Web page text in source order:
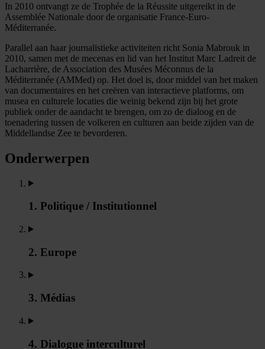
In 2010 ontvangt ze de Trophée de la Réussite uitgereikt in de
Assemblée Nationale door de organisatie France-Euro-
Méditerranée.
Parallel aan haar journalistieke activiteiten richt Sonia Mabrouk in
2010, samen met de mecenas en lid van het Institut Marc Ladreit de
Lacharrière, de Association des Musées Méconnus de la
Méditerranée (AMMed) op. Het doel is, door middel van het maken
van documentaires en het creëren van interactieve platforms, om
musea en culturele locaties die weinig bekend zijn bij het grote
publiek onder de aandacht te brengen, om zo de dialoog en de
toenadering tussen de volkeren en culturen aan beide zijden van de
Middellandse Zee te bevorderen.
Onderwerpen
1. Politique / Institutionnel
2. Europe
3. Médias
4. Dialogue interculturel